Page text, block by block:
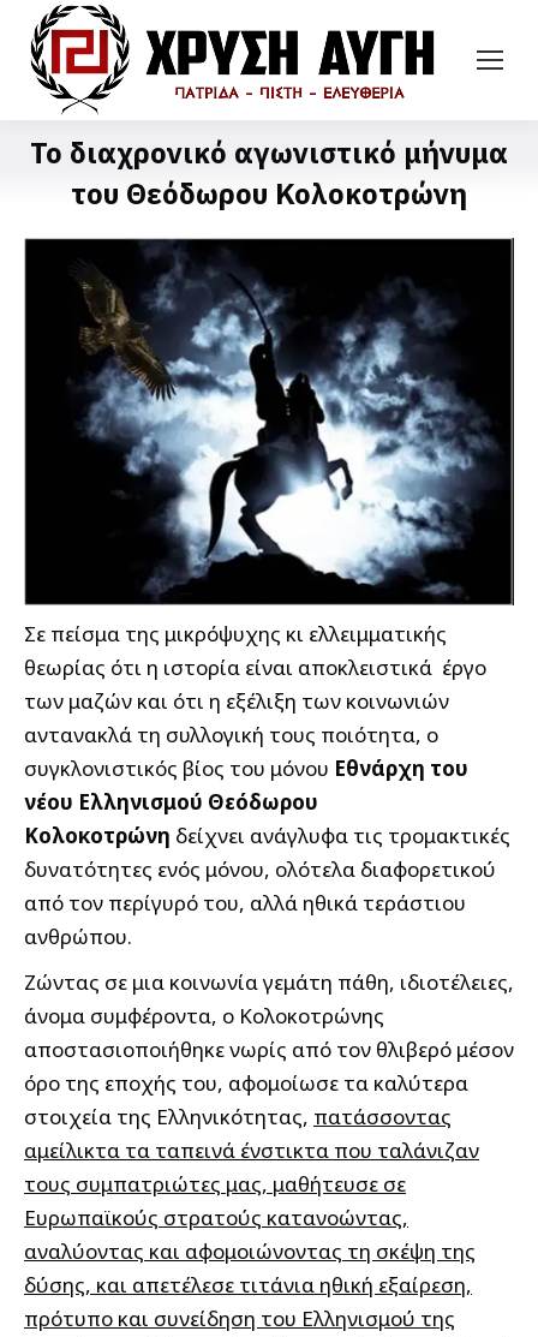
Το διαχρονικό αγωνιστικό μήνυμα
του Θεόδωρου Κολοκοτρώνη
Σε πείσμα της μικρόψυχης κι ελλειμματικής
θεωρίας ότι η ιστορία είναι αποκλειστικά έργο
των μαζών και ότι η εξέλιξη των κοινωνιών
αντανακλά τη συλλογική τους ποιότητα, ο
συγκλονιστικός βίος του μόνου Εθνάρχη του
νέου Ελληνισμού Θεόδωρου
Κολοκοτρώνη δείχνει ανάγλυφα τις τρομακτικές
δυνατότητες ενός μόνου, ολότελα διαφορετικού
από τον περίγυρό του, αλλά ηθικά τεράστιου
ανθρώπου.
Ζώντας σε μια κοινωνία γεμάτη πάθη, ιδιοτέλειες,
άνομα συμφέροντα, ο Κολοκοτρώνης
αποστασιοποιήθηκε νωρίς από τον θλιβερό μέσον
όρο της εποχής του, αφομοίωσε τα καλύτερα
στοιχεία της Ελληνικότητας, πατάσσοντας
αμείλικτα τα ταπεινά ένστικτα που ταλάνιζαν
τους συμπατριώτες μας, μαθήτευσε σε
Ευρωπαϊκούς στρατούς κατανοώντας,
αναλύοντας και αφομοιώνοντας τη σκέψη της
δύσης, και απετέλεσε τιτάνια ηθική εξαίρεση,
πρότυπο και συνείδηση του Ελληνισμού της